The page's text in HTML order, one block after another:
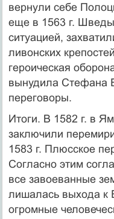
вернули себе
еще в 1563 г.
ситуацией,
ливонских
героическая
вынудила Стефана
переговоры.
Итоги. В 1582 г. в
заключили
1583 г. Плюсское
Согласно этим
все завоеванные
лишалась выхода к
огромные